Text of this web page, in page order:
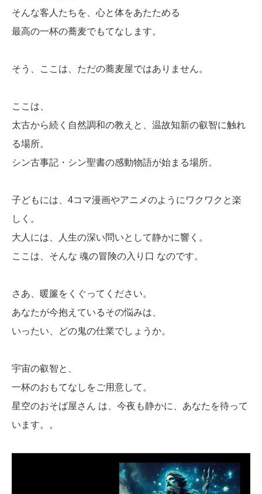
そんな客人たちを、心と体をあたためる
最高の一杯の蕎麦でもてなします。
そう、ここは、ただの蕎麦屋ではありません。
ここは、
太古から続く自然調和の教えと、温故知新の叡智に触れ
る場所。
シン古事記・シン聖書の感動物語が始まる場所。
子どもには、4コマ漫画やアニメのようにワクワクと楽
しく。
大人には、人生の深い問いとして静かに響く。
ここは、そんな 魂の冒険の入り口 なのです。
さあ、暖簾をくぐってください。
あなたが今抱えているその悩みは、
いったい、どの鬼の仕業でしょうか。
宇宙の叡智と、
一杯のおもてなしをご用意して。
星空のおそば屋さん は、今夜も静かに、あなたを待って
います。。